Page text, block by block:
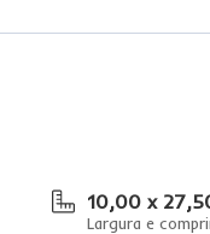
10,00 x
Largura e